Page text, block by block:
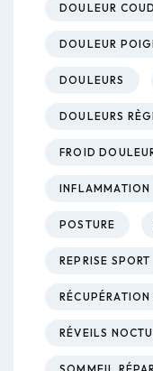
DOULEUR
DOULEUR
DOULEURS
DOULEURS
FROID
INFLAMMATION
POSTURE
REPRISE SPORT
RÉVEILS